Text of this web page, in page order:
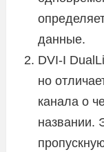
данные.
DVI-I
но
канала о
названии.